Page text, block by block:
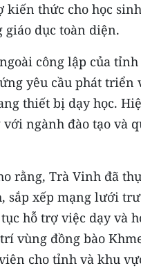
thức cho học
giáo dục toàn diện.
công lập của
yêu cầu phát
thiết bị dạy học.
ngành đào tạo và
rằng, Trà Vinh đã
sắp xếp mạng lưới
hỗ trợ việc dạy và
vùng đồng bào
cho tỉnh và khu